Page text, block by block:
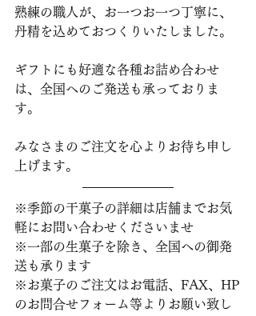
熟練の職人が、お一つお一つ丁寧に、
丹精を込めておつくりいたしました。
ギフトにも好適な各種お詰め合わせ
は、全国へのご発送も承っておりま
す。
みなさまのご注文を心よりお待ち申し
上げます。
※季節の干菓子の詳細は店舗までお気
軽にお問い合わせくださいませ
※一部の生菓子を除き、全国への御発
送も承ります
※お菓子のご注文はお電話、FAX、HP
のお問合せフォーム等よりお願い致し